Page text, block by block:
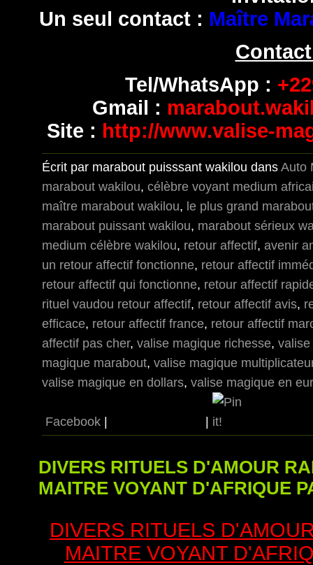
Un seul contact : Maître
Tel/WhatsApp :
Gmail :
Site : http://www.valise-
Écrit par marabout puisssant wakilou dans Auto
marabout wakilou, célèbre voyant medium
maître marabout wakilou, le plus grand
marabout puissant wakilou, marabout sérieux
medium célèbre wakilou, retour affectif, avenir
un retour affectif fonctionne, retour affectif
retour affectif qui fonctionne, retour affectif
rituel vaudou retour affectif, retour affectif avis,
efficace, retour affectif france, retour affectif
affectif pas cher, valise magique richesse,
magique marabout, valise magique
valise magique en dollars, valise magique en
Facebook
DIVERS RITUELS D'AMOUR
MAITRE VOYANT D'AFRIQUE
DIVERS RITUELS
MAITRE VOYANT